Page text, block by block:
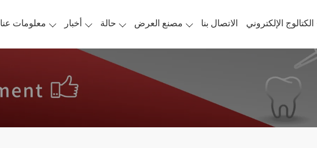
معلومات عنا أخبار حالة مصنع العرض الاتصال بنا الكتالوج الإلكتروني